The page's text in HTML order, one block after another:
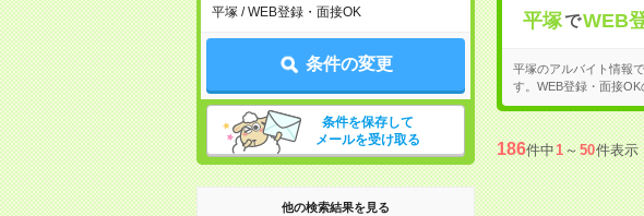
平塚 / WEB登録・面接OK
条件の変更
条件を保存して
メールを受け取る
他の検索結果を見る
平塚でWEB
平塚のアルバイト情報で
す。WEB登録・面接OK
186件中1～50件表示